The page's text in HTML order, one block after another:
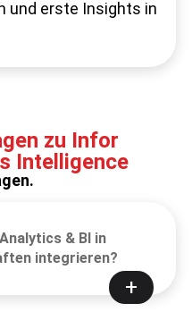
und erste Insights in
zu Infor
Intelligence
& BI in
integrieren?